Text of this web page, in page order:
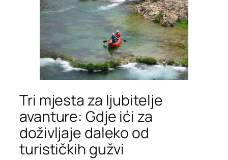
Tri mjesta za ljubitelje
avanture: Gdje ići za
doživljaje daleko od
turističkih gužvi